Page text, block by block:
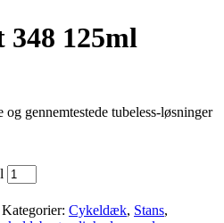
348 125ml
gennemtestede tubeless-løsninger
Kategorier: Cykeldæk, Stans,